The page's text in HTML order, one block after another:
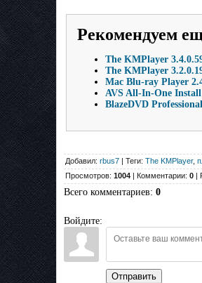
Рекомендуем
The KMPlayer
The KMPlayer
Mac Blu-ray Player
AVS All-In-One Install
BlazeDVD
Добавил: rbus7 | Теги: The KMPlayer,
Просмотров: 1004 | Комментарии: 0 |
Всего комментариев: 0
Войдите:
Отправить